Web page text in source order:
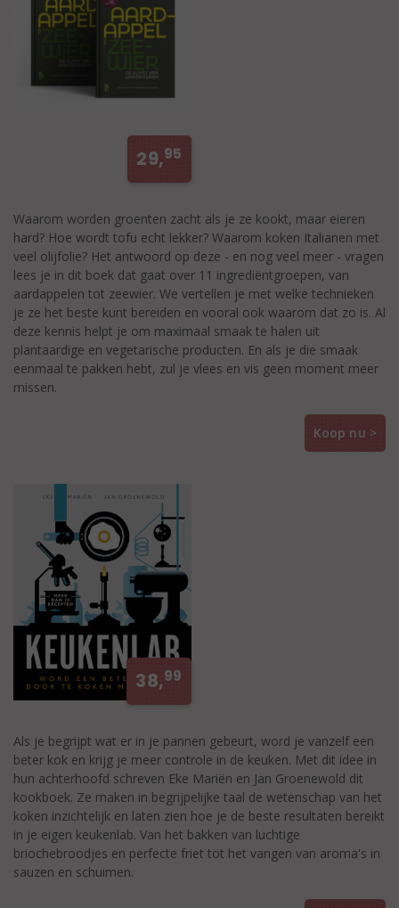
29,95
Waarom worden groenten zacht als je ze kookt, maar eieren
hard? Hoe wordt tofu echt lekker? Waarom koken Italianen met
veel olijfolie? Het antwoord op deze - en nog veel meer - vragen
lees je in dit boek dat gaat over 11 ingrediëntgroepen, van
aardappelen tot zeewier. We vertellen je met welke technieken
je ze het beste kunt bereiden en vooral ook waarom dat zo is. Al
deze kennis helpt je om maximaal smaak te halen uit
plantaardige en vegetarische producten. En als je die smaak
eenmaal te pakken hebt, zul je vlees en vis geen moment meer
missen.
Koop nu >
38,99
Als je begrijpt wat er in je pannen gebeurt, word je vanzelf een
beter kok en krijg je meer controle in de keuken. Met dit idee in
hun achterhoofd schreven Eke Mariën en Jan Groenewold dit
kookboek. Ze maken in begrijpelijke taal de wetenschap van het
koken inzichtelijk en laten zien hoe je de beste resultaten bereikt
in je eigen keukenlab. Van het bakken van luchtige
briochebroodjes en perfecte friet tot het vangen van aroma's in
sauzen en schuimen.